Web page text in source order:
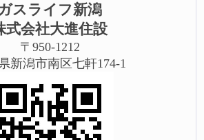
スライフ新潟
式会社大進住設
〒950-1212
新潟市南区七軒174-1